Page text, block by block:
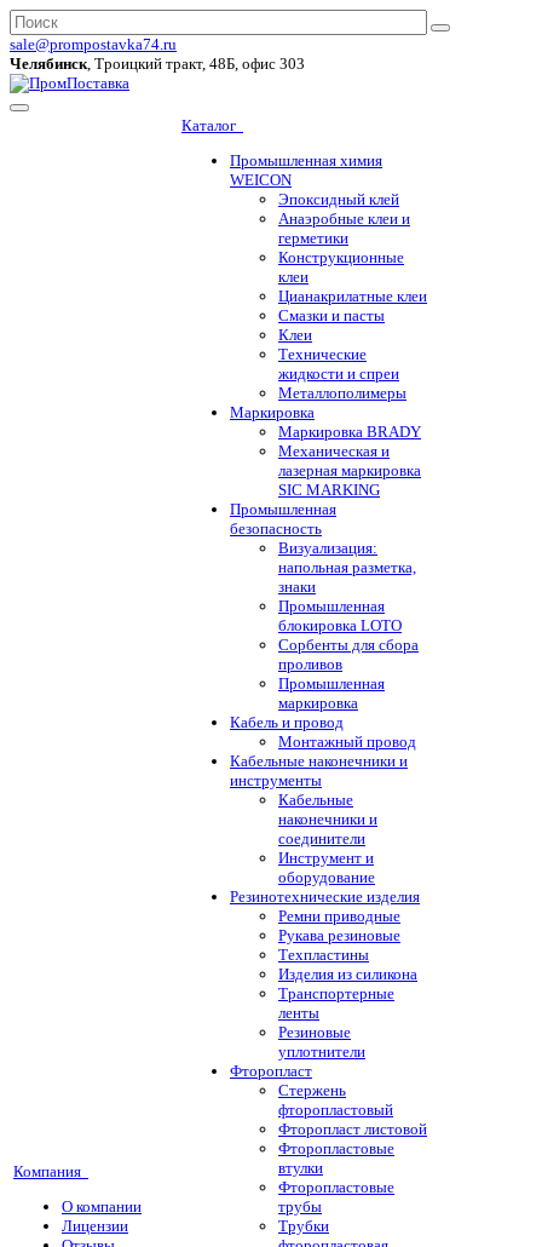
sale@prompostavka74.ru
Челябинск, Троицкий тракт, 48Б, офис 303
Компания
О компании
Лицензии
Каталог
Промышленная химия
WEICON
Эпоксидный клей
Анаэробные клеи и
герметики
Конструкционные
клеи
Цианакрилатные клеи
Смазки и пасты
Клеи
Технические
жидкости и спреи
Металлополимеры
Маркировка
Маркировка BRADY
Механическая и
лазерная маркировка
SIC MARKING
Промышленная
безопасность
Визуализация:
напольная разметка,
знаки
Промышленная
блокировка LOTO
Сорбенты для сбора
проливов
Промышленная
маркировка
Кабель и провод
Монтажный провод
Кабельные наконечники и
инструменты
Кабельные
наконечники и
соединители
Инструмент и
оборудование
Резинотехнические изделия
Ремни приводные
Рукава резиновые
Техпластины
Изделия из силикона
Транспортерные
ленты
Резиновые
уплотнители
Фторопласт
Стержень
фторопластовый
Фторопласт листовой
Фторопластовые
втулки
Фторопластовые
трубы
Трубки